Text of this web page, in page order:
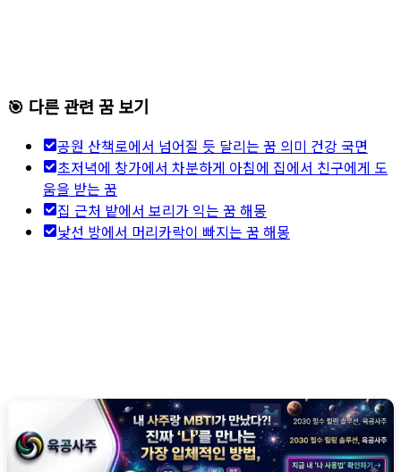
🎯 다른 관련 꿈 보기
공원 산책로에서 넘어질 듯 달리는 꿈 의미 건강 국면
초저녁에 창가에서 차분하게 아침에 집에서 친구에게 도
움을 받는 꿈
집 근처 밭에서 보리가 익는 꿈 해몽
낯선 방에서 머리카락이 빠지는 꿈 해몽